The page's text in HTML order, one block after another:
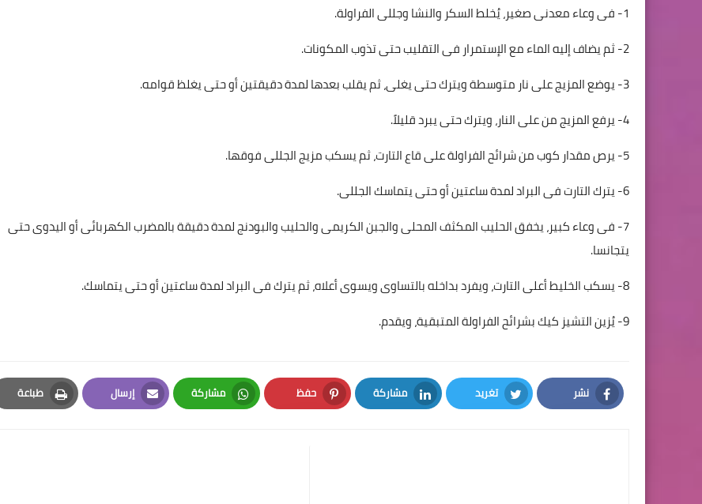
1- فى وعاء معدنى صغير، يُخلط السكر والنشا وجللى الفراولة.
2- ثم يضاف إليه الماء مع الإستمرار فى التقليب حتى تذوب المكونات.
3- يوضع المزيج على نار متوسطة ويترك حتى يغلى، ثم يقلب بعدها لمدة دقيقتين أو حتى يغلظ قوامه.
4- يرفع المزيج من على النار، ويترك حتى يبرد قليلاً.
5- يرص مقدار كوب من شرائح الفراولة على قاع التارت، ثم يسكب مزيج الجللى فوقها.
6- يترك التارت فى البراد لمدة ساعتين أو حتى يتماسك الجللى.
7- فى وعاء كبير، يخفق الحليب المكثف المحلى والجبن الكريمى والحليب والبودنج لمدة دقيقة بالمضرب الكهربائى أو اليدوى حتى
يتجانسا.
8- يسكب الخليط أعلى التارت، ويفرد بداخله بالتساوى ويسوى أعلاه، ثم يترك فى البراد لمدة ساعتين أو حتى يتماسك.
9- يُزين التشيز كيك بشرائح الفراولة المتبقية، ويقدم.
نشر
Facebook
تغريد
Twitter
مشاركة
LinkedIn
حفظ
Pinterest
مشاركة
Whatsapp
إرسال
Email
طباعة
Print